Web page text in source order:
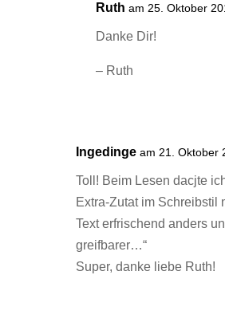
Ruth am 25. Oktober
Danke Dir!
– Ruth
Ingedinge am 21. Oktober
Toll! Beim Lesen dacjte
Extra-Zutat im Schreibstil
Text erfrischend anders
greifbarer…“
Super, danke liebe Ruth!